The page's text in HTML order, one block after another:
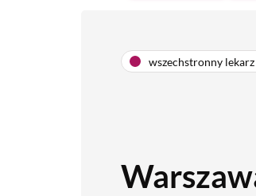
wszechstronny lekarz